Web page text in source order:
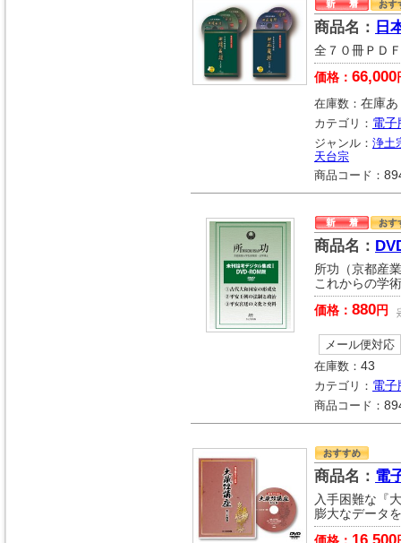
商品名： 日
全７０冊ＰＤ
価格： 66,000
在庫数： 在庫あ
カテゴリ： 電子
ジャンル： 浄土
天台宗
商品コード：
商品名：
所功（京都産
これからの学
価格： 880 円
メール便対応
在庫数： 43
カテゴリ： 電子
商品コード：
商品名： 電
入手困難な『
膨大なデータ